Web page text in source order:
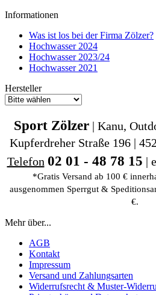
Informationen
Was ist los bei der Firma Zölzer?
Hochwasser 2024
Hochwasser 2023/24
Hochwasser 2021
Hersteller
Sport Zölzer | Kanu,
Kupferdreher Straße 196 |
Telefon 02 01 - 48 78 15 |
*Gratis Versand ab 100 €
ausgenommen Sperrgut &
€.
Mehr über...
AGB
Kontakt
Impressum
Versand und Zahlungsarten
Widerrufsrecht & Muster-